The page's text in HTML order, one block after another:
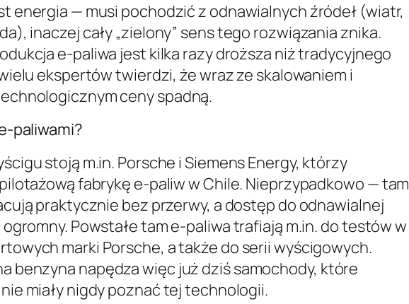
energia — musi pochodzić z odnawialnych źródeł (wiatr,
inaczej cały „zielony” sens tego rozwiązania znika.
e-paliwa jest kilka razy droższa niż tradycyjnego
ekspertów twierdzi, że wraz ze skalowaniem i
ceny spadną.
paliwami?
stoją m.in. Porsche i Siemens Energy, którzy
fabrykę e-paliw w Chile. Nieprzypadkowo — tam
praktycznie bez przerwy, a dostęp do odnawialnej
Powstałe tam e-paliwa trafiają m.in. do testów w
marki Porsche, a także do serii wyścigowych.
benzyna napędza więc już dziś samochody, które
miały nigdy poznać tej technologii.